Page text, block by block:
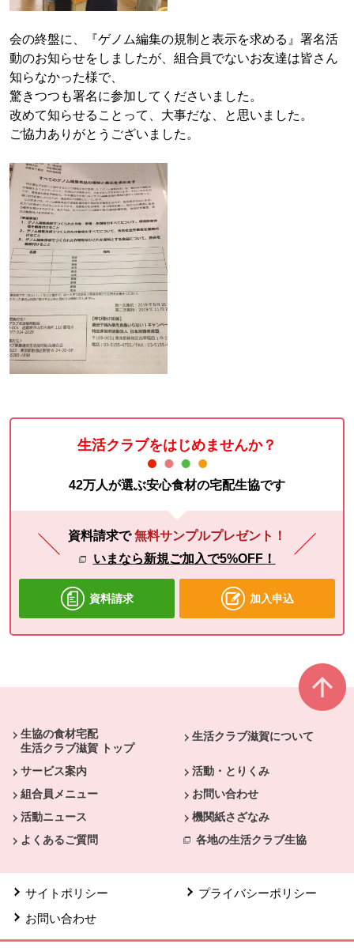
会の終盤に、『ゲノム編集の規制と表示を求める』署名活
動のお知らせをしましたが、組合員でないお友達は皆さん
知らなかった様で、
驚きつつも署名に参加してくださいました。
改めて知らせることって、大事だな、と思いました。
ご協力ありがとうございました。
生活クラブをはじめませんか？
42万人が選ぶ安心食材の宅配生協です
資料請求で無料サンプルプレゼント！
いまなら新規ご加入で5%OFF！
資料請求 加入申込
生協の食材宅配
生活クラブ滋賀 トップ
生活クラブ滋賀について
サービス案内
活動・とりくみ
組合員メニュー
お問い合わせ
活動ニュース
機関紙さざなみ
よくあるご質問
各地の生活クラブ生協
サイトポリシー
プライバシーポリシー
お問い合わせ